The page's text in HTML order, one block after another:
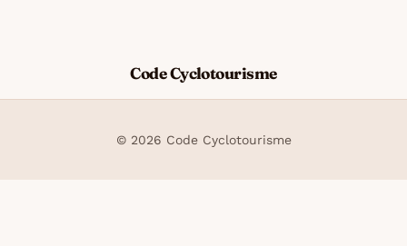
Code Cyclotourisme
© 2026 Code Cyclotourisme